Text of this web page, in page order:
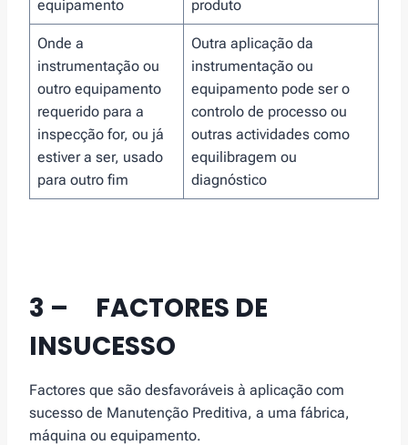
equipamento produto
Onde a
instrumentação ou
outro equipamento
requerido para a
inspecção for, ou já
estiver a ser, usado
para outro fim
Outra aplicação da
instrumentação ou
equipamento pode ser o
controlo de processo ou
outras actividades como
equilibragem ou
diagnóstico
3 – FACTORES DE
INSUCESSO
Factores que são desfavoráveis à aplicação com
sucesso de Manutenção Preditiva, a uma fábrica,
máquina ou equipamento.